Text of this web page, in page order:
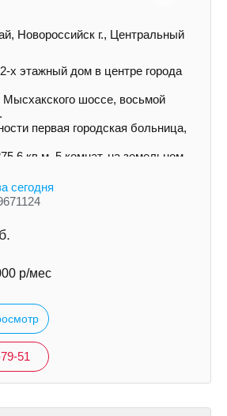
Новороссийск г., Центральный
х этажный дом в центре города
шоссе, восьмой
первая городская больница,
кв.м. 5 комнат, на земельном
сегодня
р/мес
51